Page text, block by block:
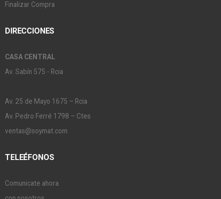
Finalizar Compra
DIRECCIONES
CASA CENTRAL
Av. Sabín 575 - Rcia
Av. 25 de Mayo 1675 – Rcia
Av. Pedro Ferré 1798 – Ctes
ventas@soymat.com
TELEÉFONOS
Comunicate ahora